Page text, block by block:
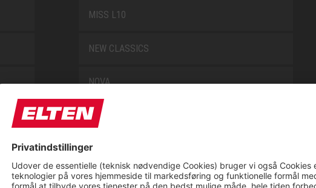
MISS L10
NEW CLASSICS
NOVA
RETRO
SAFEGUARD